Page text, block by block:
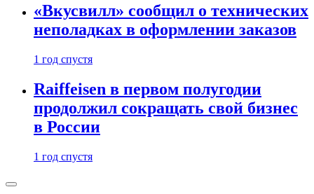
«Вкусвилл» сообщил о технических
неполадках в оформлении заказов
1 год спустя
Raiffeisen в первом полугодии
продолжил сокращать свой бизнес
в России
1 год спустя